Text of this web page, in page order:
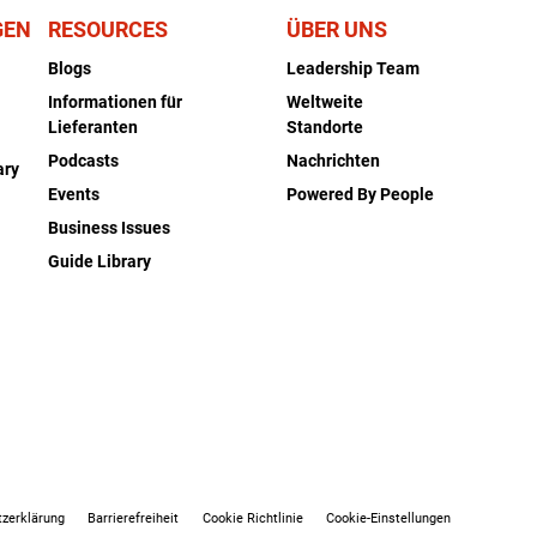
RESOURCES
Blogs
Informationen für
Lieferanten
Podcasts
Events
Business Issues
Guide Library
ÜBER UNS
Leadership Team
Weltweite
Standorte
Nachrichten
Powered By People
Barrierefreiheit Cookie Richtlinie Cookie-Einstellungen